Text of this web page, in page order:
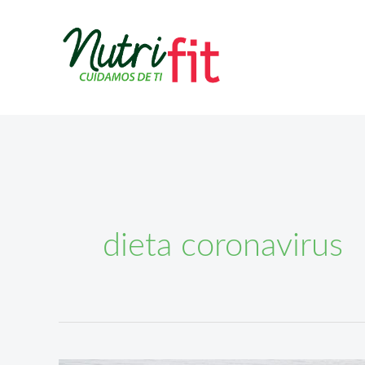
dieta coronavirus